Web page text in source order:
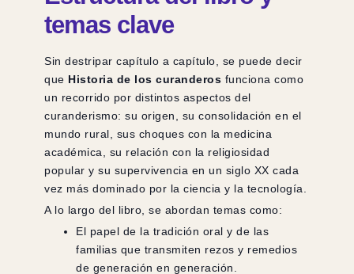
temas clave
Sin destripar capítulo a capítulo, se puede decir
que Historia de los curanderos funciona como
un recorrido por distintos aspectos del
curanderismo: su origen, su consolidación en el
mundo rural, sus choques con la medicina
académica, su relación con la religiosidad
popular y su supervivencia en un siglo XX cada
vez más dominado por la ciencia y la tecnología.
A lo largo del libro, se abordan temas como:
El papel de la tradición oral y de las
familias que transmiten rezos y remedios
de generación en generación.